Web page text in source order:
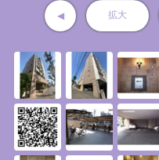
◀ 拡大